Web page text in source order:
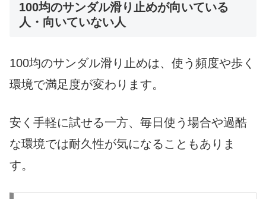
100均のサンダル滑り止めが向いている
人・向いていない人
100均のサンダル滑り止めは、使う頻度や歩く
環境で満足度が変わります。
安く手軽に試せる一方、毎日使う場合や過酷
な環境では耐久性が気になることもありま
す。